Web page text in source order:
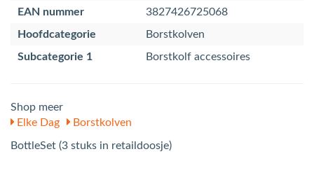
EAN nummer
3827426725068
Hoofdcategorie
Borstkolven
Subcategorie 1
Borstkolf accessoires
Shop meer
Elke Dag
Borstkolven
BottleSet (3 stuks in retaildoosje)